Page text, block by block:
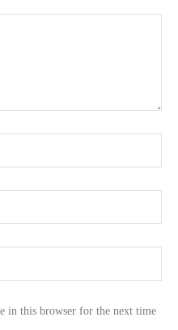
in this browser for the next time